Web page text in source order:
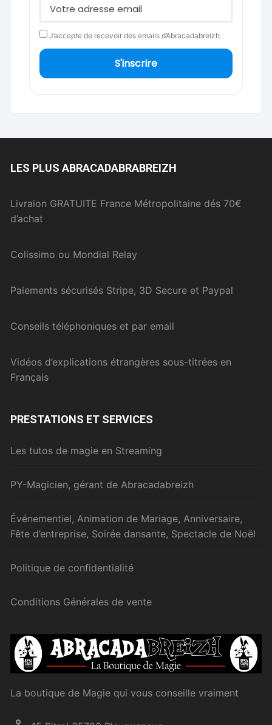
J’accepte de recevoir des emails d’Abracadabreizh.
S'inscrire
LES PLUS ABRACADABRABREIZH
Livraion GRATUITE France Métropolitaine dés 70€
d’achat
Colissimo ou Mondial Relay
Paiements sécurisés Stripe, 3D Secure et Paypal
Conseils téléphoniques et par email
Vidéos d’explications étrangères sous-titrées en
Français
PRESTATIONS ET SERVICES
Les tutos de magie en Streaming
PY-Magicien, gérant de Abracadabreizh
Événementiel, Animation de Mariage, Anniversaire,
Fête d’entreprise, Soirée dansante, Spectacle de Noël
Politique de confidentialité
Conditions Générales de vente
La boutique de Magie qui vous conseille vraiment